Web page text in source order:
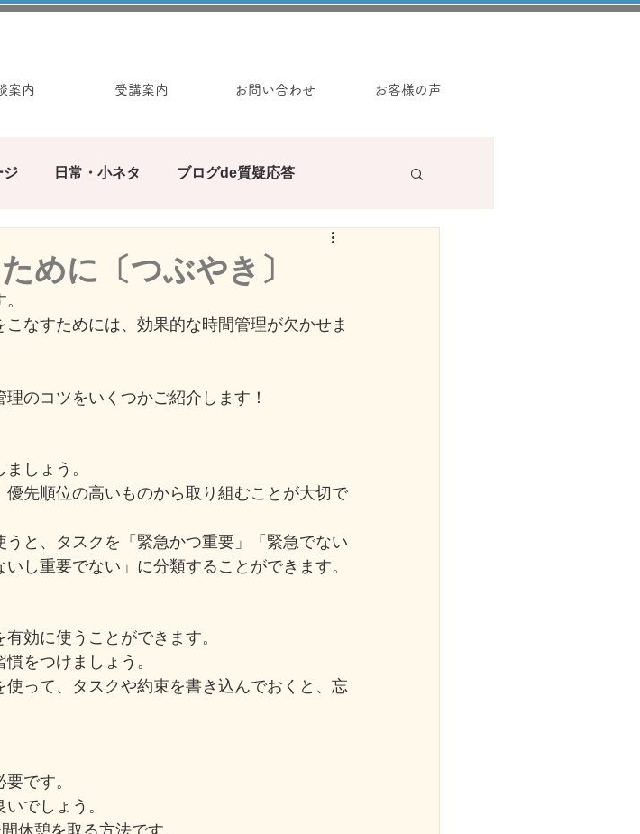
案内 受講案内 お問い合わせ お客様の声
ジ 日常・小ネタ ブログde質疑応答
めに〔つぶやき〕
なすためには、効果的な時間管理が欠かせま
のコツをいくつかご紹介します！
しょう。
先順位の高いものから取り組むことが大切で
と、タスクを「緊急かつ重要」「緊急でない
し重要でない」に分類することができます。
効に使うことができます。
をつけましょう。
って、タスクや約束を書き込んでおくと、忘
です。
でしょう。
休憩を取る方法です。